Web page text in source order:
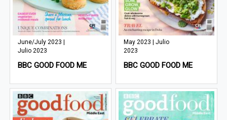
June/July 2023 |
Julio 2023
BBC GOOD FOOD ME
May 2023 | Julio
2023
BBC GOOD FOOD ME